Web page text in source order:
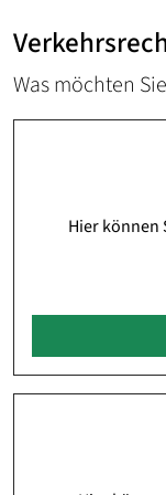
Was möchten
Hier können